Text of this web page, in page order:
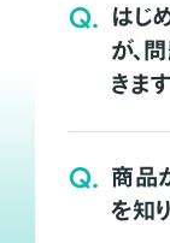
Q. はじ
が、
きま
Q. 商品
を知